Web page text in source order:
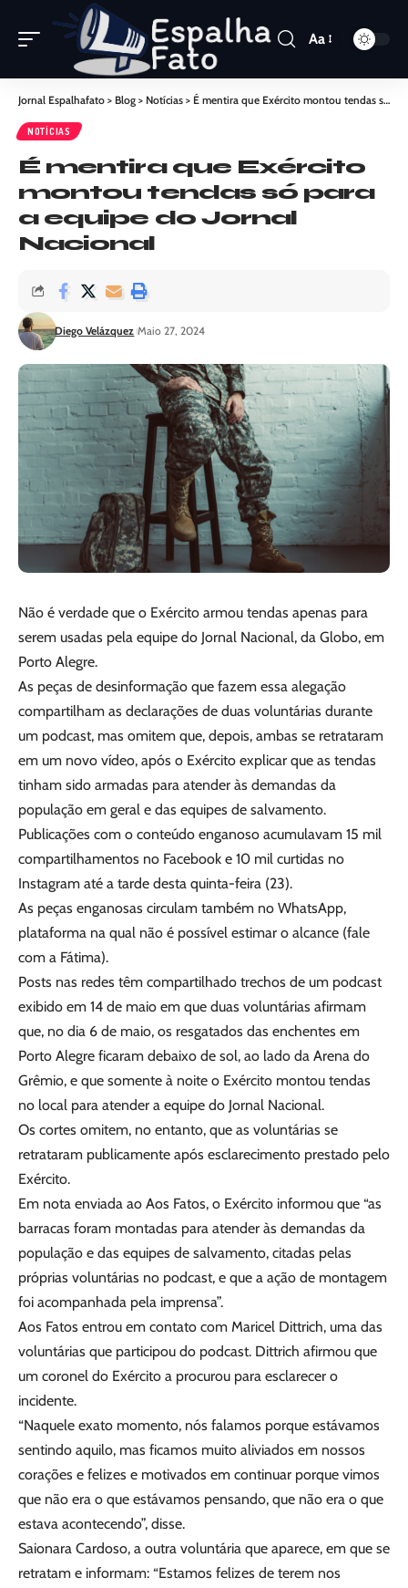
Aa
Jornal Espalhafato > Blog > Notícias > É mentira que Exército montou tendas só para a equipe do Jornal Nacional
NOTÍCIAS
É mentira que Exército
montou tendas só para
a equipe do Jornal
Nacional
Diego Velázquez Maio 27, 2024
Não é verdade que o Exército armou tendas apenas para
serem usadas pela equipe do Jornal Nacional, da Globo, em
Porto Alegre.
As peças de desinformação que fazem essa alegação
compartilham as declarações de duas voluntárias durante
um podcast, mas omitem que, depois, ambas se retrataram
em um novo vídeo, após o Exército explicar que as tendas
tinham sido armadas para atender às demandas da
população em geral e das equipes de salvamento.
Publicações com o conteúdo enganoso acumulavam 15 mil
compartilhamentos no Facebook e 10 mil curtidas no
Instagram até a tarde desta quinta-feira (23).
As peças enganosas circulam também no WhatsApp,
plataforma na qual não é possível estimar o alcance (fale
com a Fátima).
Posts nas redes têm compartilhado trechos de um podcast
exibido em 14 de maio em que duas voluntárias afirmam
que, no dia 6 de maio, os resgatados das enchentes em
Porto Alegre ficaram debaixo de sol, ao lado da Arena do
Grêmio, e que somente à noite o Exército montou tendas
no local para atender a equipe do Jornal Nacional.
Os cortes omitem, no entanto, que as voluntárias se
retrataram publicamente após esclarecimento prestado pelo
Exército.
Em nota enviada ao Aos Fatos, o Exército informou que “as
barracas foram montadas para atender às demandas da
população e das equipes de salvamento, citadas pelas
próprias voluntárias no podcast, e que a ação de montagem
foi acompanhada pela imprensa”.
Aos Fatos entrou em contato com Maricel Dittrich, uma das
voluntárias que participou do podcast. Dittrich afirmou que
um coronel do Exército a procurou para esclarecer o
incidente.
“Naquele exato momento, nós falamos porque estávamos
sentindo aquilo, mas ficamos muito aliviados em nossos
corações e felizes e motivados em continuar porque vimos
que não era o que estávamos pensando, que não era o que
estava acontecendo”, disse.
Saionara Cardoso, a outra voluntária que aparece, em que se
retratam e informam: “Estamos felizes de terem nos